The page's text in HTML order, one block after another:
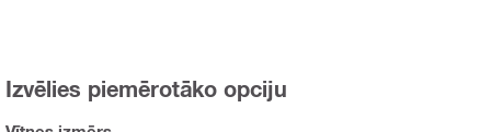
Izvēlies piemērotāko opciju